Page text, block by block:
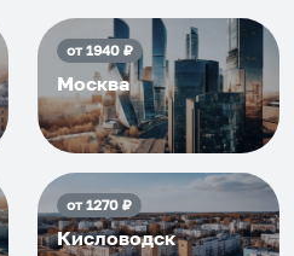
от1940₽
Москва
от1270₽
Кисловодск